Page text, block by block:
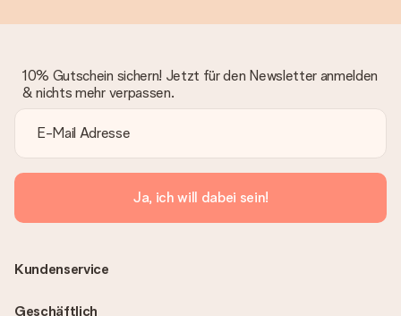
10% Gutschein sichern! Jetzt für den Newsletter anmelden
& nichts mehr verpassen.
Ja, ich will dabei sein!
Kundenservice
Geschäftlich